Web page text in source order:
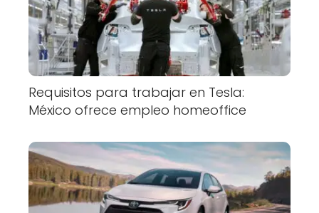
Requisitos para trabajar en Tesla:
México ofrece empleo homeoffice